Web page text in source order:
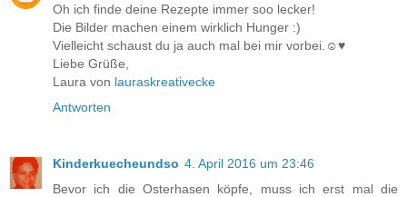
Oh ich finde deine Rezepte immer soo lecker!
Die Bilder machen einem wirklich Hunger :)
Vielleicht schaust du ja auch mal bei mir vorbei.☺♥
Liebe Grüße,
Laura von lauraskreativecke
Antworten
Kinderkuecheundso 4. April 2016 um 23:46
Bevor ich die Osterhasen köpfe, muss ich erst mal die